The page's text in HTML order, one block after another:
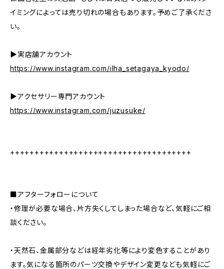
イミングによっては売り切れの場合もあります。予めご了承くださ
い。
▶︎実店舗アカウント
https://www.instagram.com/ilha_setagaya_kyodo/
▶︎アクセサリー専門アカウント
https://www.instagram.com/juzusuke/
+++++++++++++++++++++++++++++++++++++
■アフターフォローについて
・修理が必要な場合、片方失くしてしまった場合など、気軽にご相
談ください。
・天然石、金属部分などは経年劣化等により変色することがあり
ます。気になる箇所のパーツ交換やデザイン変更なども気軽にご